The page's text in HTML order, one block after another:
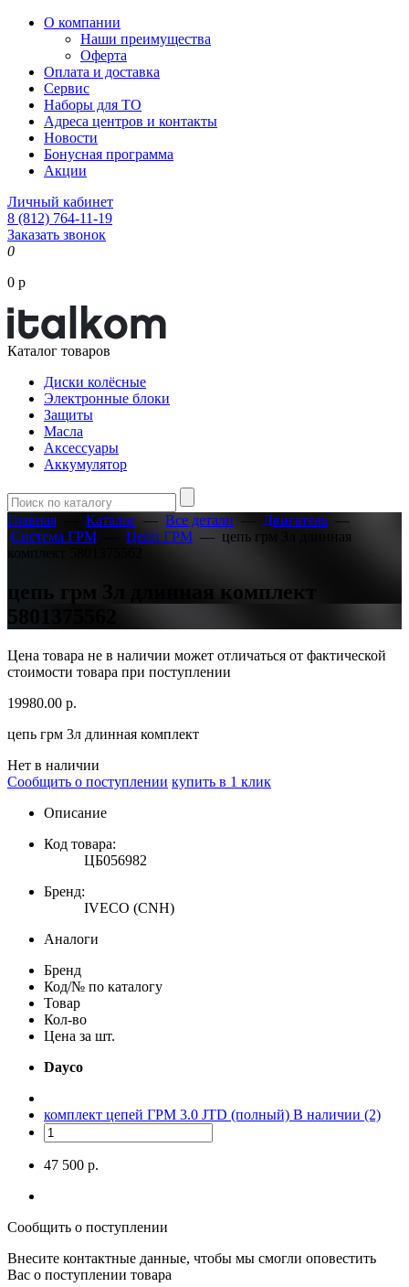
О компании
Наши преимущества
Оферта
Оплата и доставка
Сервис
Наборы для ТО
Адреса центров и контакты
Новости
Бонусная программа
Акции
Личный кабинет
8 (812) 764-11-19
Заказать звонок
0
0 р
Каталог товаров
Диски колёсные
Электронные блоки
Защиты
Масла
Аксессуары
Аккумулятор
Главная Каталог — Все детали — Двигатель —
Система ГРМ
Цепи ГРМ — цепь грм 3л длинная
комплект 5801375562
цепь грм 3л длинная комплект
5801375562
Цена товара не в наличии может отличаться от фактической
стоимости товара при поступлении
19980.00 р.
цепь грм 3л длинная комплект
Нет в наличии
Сообщить о поступлении купить в 1 клик
Описание
Код товара:
ЦБ056982
Бренд:
IVECO (CNH)
Аналоги
Бренд
Код/№ по каталогу
Товар
Кол-во
Цена за шт.
Dayco
комплект цепей ГРМ 3.0 JTD (полный) В наличии (2)
47 500 р.
Сообщить о поступлении
Внесите контактные данные, чтобы мы смогли оповестить
Вас о поступлении товара